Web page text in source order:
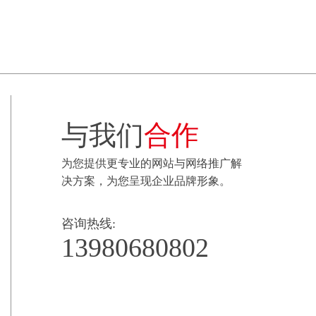
与我们合作
为您提供更专业的网站与网络推广解
决方案，为您呈现企业品牌形象。
咨询热线:
13980680802